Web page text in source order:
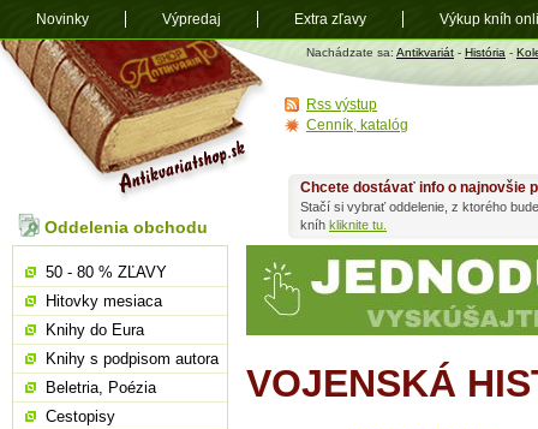
Antikvariát
shop.sk
Nachádzate sa: Antikvariát - História -
VOJENSKÁ
Chcete dostávať info o najnovšie
Stačí si vybrať oddelenie, z ktorého
kníh kliknite tu.
Oddelenia obchodu
50 - 80 % ZĽAVY
Hitovky mesiaca
Knihy do Eura
Knihy s podpisom autora
Beletria, Poézia
Cestopisy
Rss výstup
Cenník, katalóg
Novinky Výpredaj Extra zľavy Výkup kníh